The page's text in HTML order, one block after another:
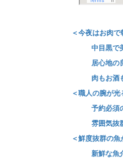
＜今夜はお肉
中目黒で
居心地の
肉もお酒
＜職人の腕が
予約必須
雰囲気抜
＜鮮度抜群の
新鮮な魚